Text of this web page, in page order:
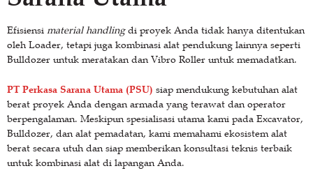
Efisiensi material handlingdi proyek Anda tidak hanya ditentukan
oleh Loader, tetapi juga kombinasi alat pendukung lainnya seperti
Bulldozer untuk meratakan dan Vibro Roller untuk memadatkan.
PT Perkasa Sarana Utama (PSU) siap mendukung kebutuhan alat
berat proyek Anda dengan armada yang terawat dan operator
berpengalaman. Meskipun spesialisasi utama kami pada Excavator,
Bulldozer, dan alat pemadatan, kami memahami ekosistem alat
berat secara utuh dan siap memberikan konsultasi teknis terbaik
untuk kombinasi alat di lapangan Anda.